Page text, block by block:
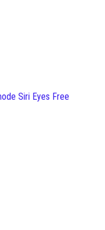
Siri Eyes Free